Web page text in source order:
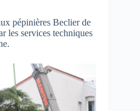
pépinières Beclier de
les services techniques